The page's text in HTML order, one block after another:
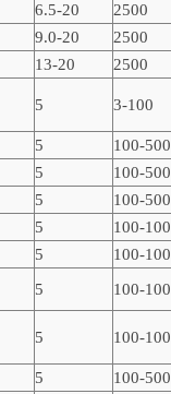
6.5-20
2500
9.0-20
2500
13-20 2500
5 3-100
5
100-500
5
100-500
5
100-500
5
100-
5
100-
5
100-
5 100-
5 100-500